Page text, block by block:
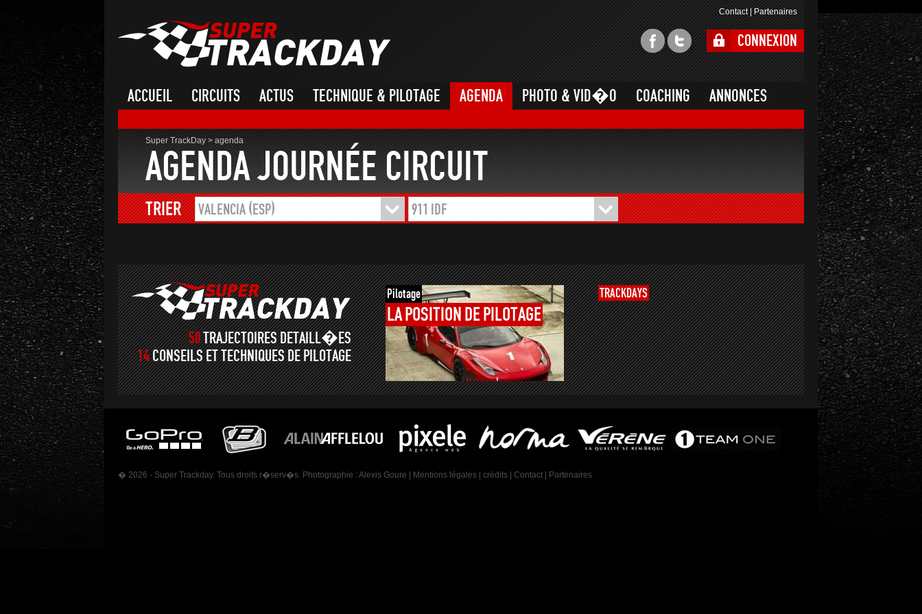
Contact|Partenaires
CONNEXION
ACCUEIL CIRCUITS ACTUS TECHNIQUE & PILOTAGE AGENDA PHOTO & VID�O COACHING ANNONCES
Super TrackDay>agenda
AGENDA JOURNÉE CIRCUIT
TRIER VALENCIA (ESP) 911 IDF
50TRAJECTOIRES DETAILL�ES
14CONSEILS ET TECHNIQUES DE PILOTAGE
Pilotage
LA POSITION DE PILOTAGE
TRACKDAYS
� 2026 - Super Trackday. Tous droits r�serv�s. Photographie : Alexis Goure Mentions légales crédits Contact Partenaires